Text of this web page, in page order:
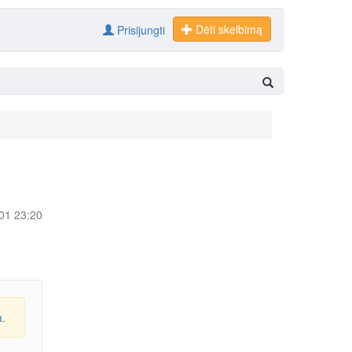
Dėti skelbimą
Prisijungti
23:20
.